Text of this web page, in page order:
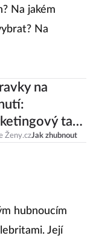
Na jakém
Na
na
tah,
pomocník v
Ženy.czJak zhubnout
hubnoucím
Její